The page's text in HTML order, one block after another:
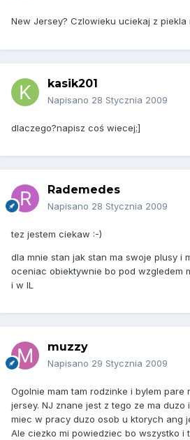
New Jersey? Czlowieku uciekaj z piekla
kasik201
Napisano 28 Stycznia 2009
dlaczego?napisz coś wiecej;]
Rademedes
Napisano 28 Stycznia 2009
tez jestem ciekaw :-)
dla mnie stan jak stan ma swoje plusy i
oceniac obiektywnie bo pod wzgledem
i w IL
muzzy
Napisano 29 Stycznia 2009
Ogolnie mam tam rodzinke i bylem pare
jersey. NJ znane jest z tego ze ma duzo
miec w pracy duzo osob u ktorych ang
Ale ciezko mi powiedziec bo wszystko i